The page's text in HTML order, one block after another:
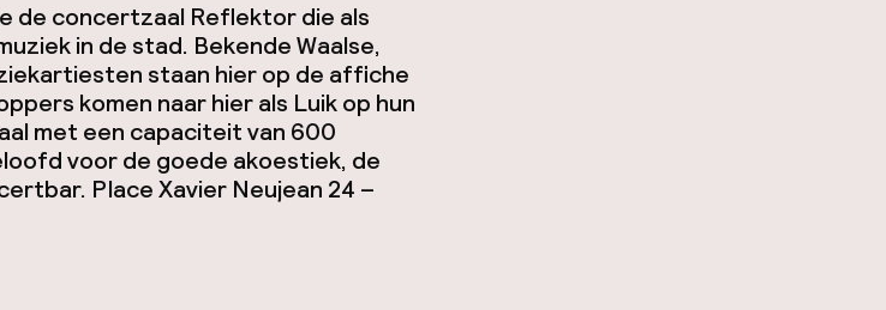
de concertzaal Reflektor die als
in de stad. Bekende Waalse,
staan hier op de affiche
komen naar hier als Luik op hun
met een capaciteit van 600
voor de goede akoestiek, de
Place Xavier Neujean 24 –